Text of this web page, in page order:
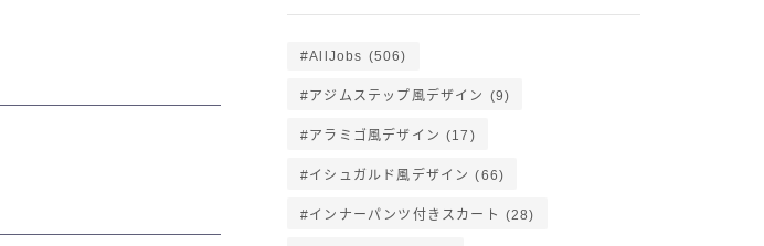
AllJobs (506)
アジムステップ風デザイン (9)
アラミゴ風デザイン (17)
イシュガルド風デザイン (66)
インナーパンツ付きスカート (28)